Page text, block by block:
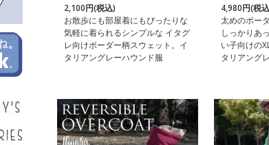
2,100円(税込)
お散歩にも部屋着にもぴったりな
気軽に着られるシンプルな イタグ
レ向けボーダー柄スウェット。イ
タリアングレーハウンド服
4,980円(税
太めのボー
しっかりあ
い子向けの
タリアング